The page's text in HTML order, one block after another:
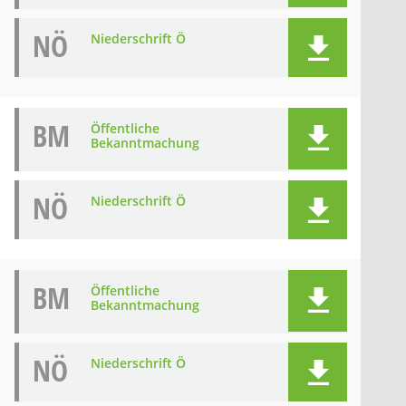
NÖ Niederschrift Ö
BM
Öffentliche
Bekanntmachung
NÖ Niederschrift Ö
BM
Öffentliche
Bekanntmachung
NÖ Niederschrift Ö